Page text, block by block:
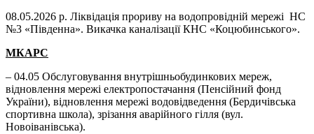
08.05.2026 р. Ліквідація прориву на водопровідній мережі НС
№3 «Південна». Викачка каналізації КНС «Коцюбинського».
МКАРС
– 04.05 Обслуговування внутрішньобудинкових мереж,
відновлення мережі електропостачання (Пенсійний фонд
України), відновлення мережі водовідведення (Бердичівська
спортивна школа), зрізання аварійного гілля (вул.
Новоіванівська).